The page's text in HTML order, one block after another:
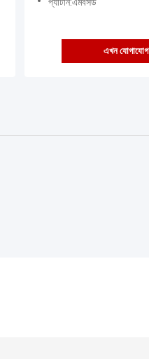
প্যাটার্ন:এমবসড
এখন যোগাযোগ